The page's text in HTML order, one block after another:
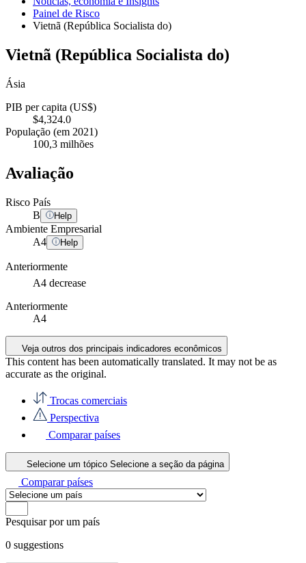
Painel de Risco
Vietnã (República Socialista do)
Vietnã (República Socialista do)
Ásia
PIB per capita (US$)
$4,324.0
População (em 2021)
100,3 milhões
Avaliação
Risco País
B
Help
Ambiente Empresarial
A4 Help
Anteriormente
A4 decrease
Anteriormente
A4
Veja outros dos principais indicadores econômicos
This content has been automatically translated. It may not be as
accurate as the original.
Trocas comerciais
Perspectiva
Comparar países
Selecione um tópico Selecione a seção da página
Comparar países
Pesquisar por um país
0 suggestions